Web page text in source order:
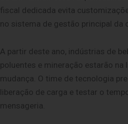
fiscal dedicada evita
no sistema de gestão principal da
A partir deste ano, indústrias de
poluentes e mineração estarão na
mudança. O time de tecnologia
liberação de carga e testar o
mensageria.